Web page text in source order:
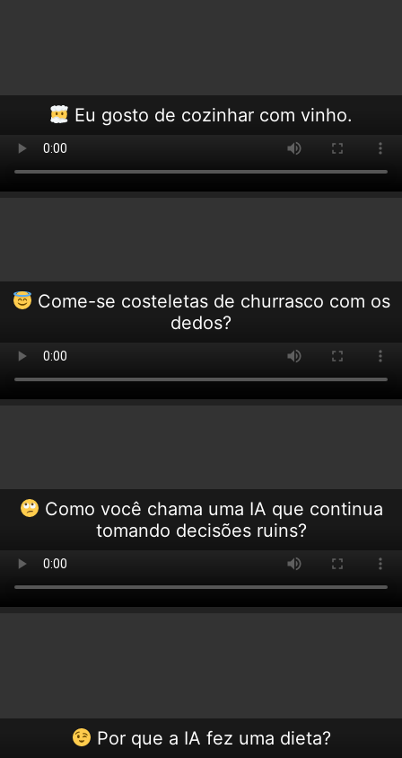
Eu gosto de cozinhar com vinho.
Come-se costeletas de churrasco com os
dedos?
Como você chama uma IA que continua
tomando decisões ruins?
Por que a IA fez uma dieta?